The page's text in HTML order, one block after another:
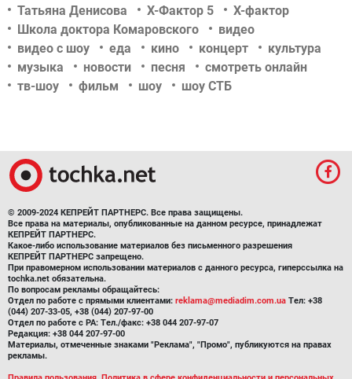
Татьяна Денисова
Х-Фактор 5
Х-фактор
Школа доктора Комаровского
видео
видео с шоу
еда кино концерт
культура
музыка
новости песня
смотреть онлайн
тв-шоу
фильм шоу шоу СТБ
© 2009-2024 КЕПРЕЙТ ПАРТНЕРС. Все права защищены.
Все права на материалы, опубликованные на данном ресурсе, принадлежат
КЕПРЕЙТ ПАРТНЕРС.
Какое-либо использование материалов без письменного разрешения
КЕПРЕЙТ ПАРТНЕРС запрещено.
При правомерном использовании материалов с данного ресурса, гиперссылка на
tochka.net обязательна.
По вопросам рекламы обращайтесь:
Отдел по работе с прямыми клиентами: reklama@mediadim.com.ua Тел: +38
(044) 207-33-05, +38 (044) 207-97-00
Отдел по работе с РА: Тел./факс: +38 044 207-97-07
Редакция: +38 044 207-97-00
Материалы, отмеченные знаками "Реклама", "Промо", публикуются на правах
рекламы.